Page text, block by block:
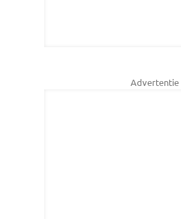
Advertentie